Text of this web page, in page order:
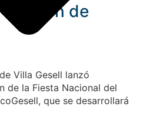
Edición de
Villa Gesell lanzó
de la Fiesta Nacional del
que se desarrollará